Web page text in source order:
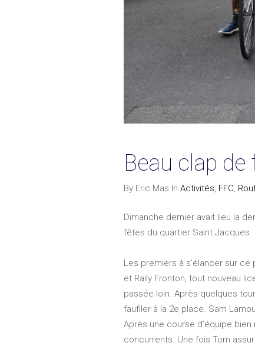
Beau clap
By Eric Mas In Activités, FFC,
Dimanche dernier avait lieu la
fêtes du quartier Saint Jacques.
Les premiers à s’élancer sur
et Raily Fronton, tout nouveau
passée loin. Après quelques
faufiler à la 2e place. Sam
Après une course d’équipe
concurrents. Une fois Tom